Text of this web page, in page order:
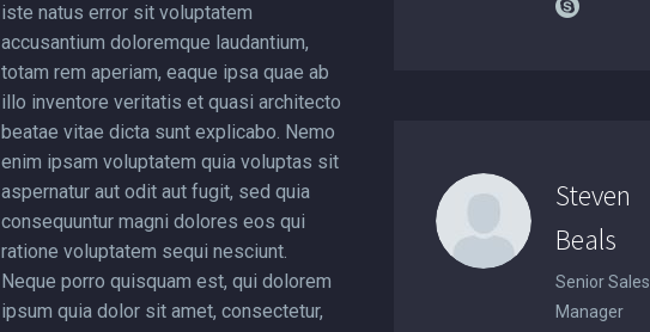
iste natus error sit voluptatem
accusantium doloremque laudantium,
totam rem aperiam, eaque ipsa quae ab
illo inventore veritatis et quasi architecto
beatae vitae dicta sunt explicabo. Nemo
enim ipsam voluptatem quia voluptas sit
aspernatur aut odit aut fugit, sed quia
consequuntur magni dolores eos qui
ratione voluptatem sequi nesciunt.
Neque porro quisquam est, qui dolorem
ipsum quia dolor sit amet, consectetur,
Steven
Beals
Senior Sales
Manager